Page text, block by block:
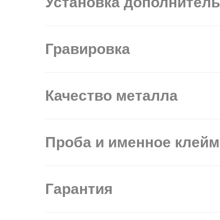
Гравировка
Качество металла
Проба и именное
Гарантия